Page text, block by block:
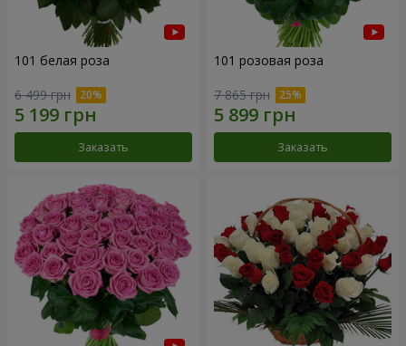
101 белая роза
6 499 грн
Заказать
101 розовая роза
7 865 грн
Заказать